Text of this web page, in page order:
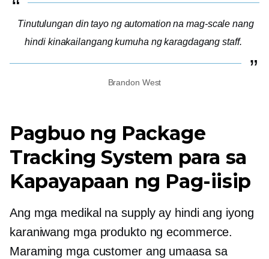
Tinutulungan din tayo ng automation na mag-scale nang
hindi kinakailangang kumuha ng karagdagang staff.
Brandon West
Pagbuo ng Package
Tracking System para sa
Kapayapaan ng Pag-iisip
Ang mga medikal na supply ay hindi ang iyong
karaniwang mga produkto ng ecommerce.
Maraming mga customer ang umaasa sa